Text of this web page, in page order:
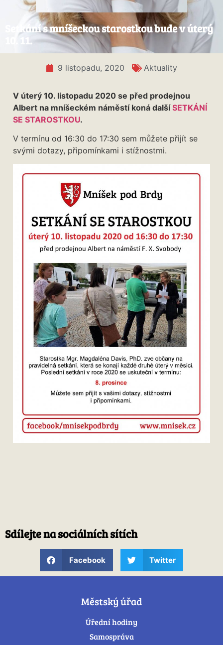
Setkání s mníšeckou starostkou bude v úterý
10. 11.
9 listopadu, 2020 Aktuality
V úterý 10. listopadu 2020 se před prodejnou
Albert na mníšeckém náměstí koná dalšíSETKÁNÍ
SE STAROSTKOU.
V termínu od 16:30 do 17:30 sem můžete přijít se
svými dotazy, připomínkami i stížnostmi.
Sdílejte na sociálních sítích
Facebook Twitter
Městský úřad
Úřední hodiny
Samospráva